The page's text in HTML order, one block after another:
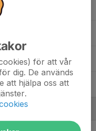
för att vår
dig. De används
att hjälpa oss att